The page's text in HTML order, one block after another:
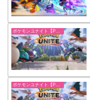
ポケモンユナイト【Pokémon UNITE】